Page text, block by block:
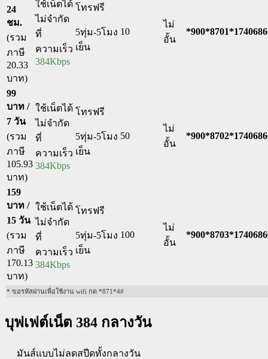
24
ชม.
(รวม
ภาษี
20.33
บาท)
ใช้เน็ตได้
ไม่จำกัด
ที่
ความเร็ว
384Kbps
โทรฟรี
5ทุ่ม-5โมง
เย็น
10
ไม่
อั้น
99
บาท /
7 วัน
(รวม
ภาษี
105.93
บาท)
ใช้เน็ตได้
ไม่จำกัด
ที่
ความเร็ว
384Kbps
โทรฟรี
5ทุ่ม-5โมง
เย็น
50
ไม่
อั้น
159
บาท /
15 วัน
(รวม
ภาษี
170.13
บาท)
ใช้เน็ตได้
ไม่จำกัด
ที่
ความเร็ว
384Kbps
โทรฟรี
5ทุ่ม-5โมง
เย็น
100
ไม่
อั้น
* ขอรหัสผ่านเพื่อใช้งาน wifi กด *871*4#
บุฟเฟต์เน็ต 384 กลางวัน
มันส์แบบไม่ลดสปีดทั้งกลางวัน